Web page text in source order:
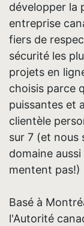
développer la
entreprise
fiers de
sécurité les
projets en
choisis parce
puissantes et
clientèle
sur 7 (et nous
domaine
mentent pas!)
Basé à
l'Autorité